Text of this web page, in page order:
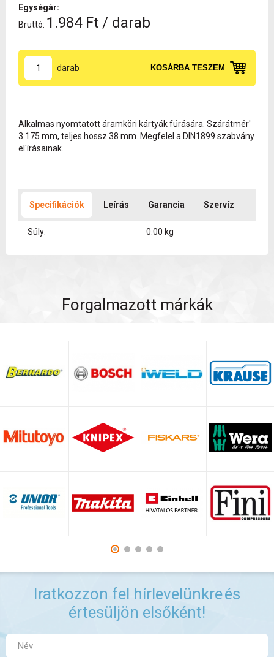
Egységár:
Bruttó: 1.984 Ft / darab
darab KOSÁRBA TESZEM
Alkalmas nyomtatott áramköri kártyák fúrására. Szárátmér'
3.175 mm, teljes hossz 38 mm. Megfelel a DIN1899 szabvány
el'írásainak.
Specifikációk Leírás Garancia Szervíz
Súly: 0.00 kg
Forgalmazott márkák
Iratkozzon fel hírlevelünkreés
értesüljön elsőként!